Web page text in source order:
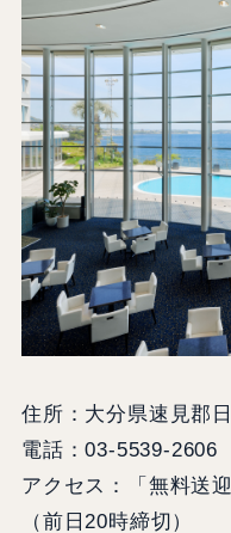
住所：大分県速見郡
電話：03-5539-2606
アクセス：「無料
（前日20時締切）